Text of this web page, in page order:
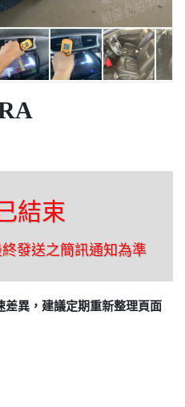
結束
發送之簡訊通知為準
差異，建議定期重新整理頁面